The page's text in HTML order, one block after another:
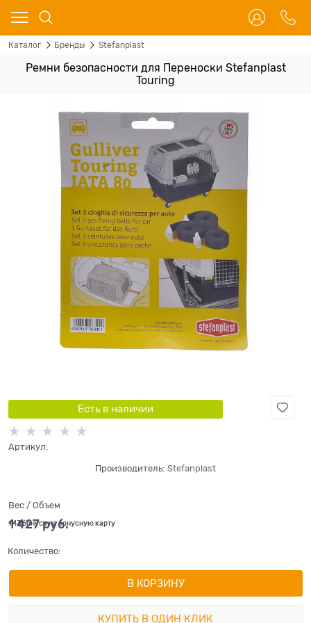
Каталог Бренды Stefanplast
Ремни безопасности для Переноски Stefanplast
Touring
Есть в наличии
Артикул:
Производитель: Stefanplast
Вес / Объем
1 427 руб.
+43 бонуса на бонусную карту
Количество:
В КОРЗИНУ
КУПИТЬ В ОДИН КЛИК